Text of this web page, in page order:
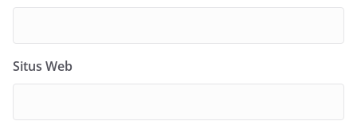
Situs Web